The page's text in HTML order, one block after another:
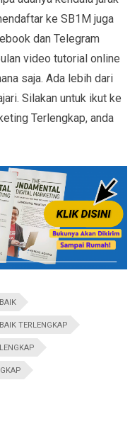
ke SB1M juga
dan Telegram
video tutorial online
saja. Ada lebih dari
Silakan untuk ikut ke
Terlengkap, anda
TERLENGKAP